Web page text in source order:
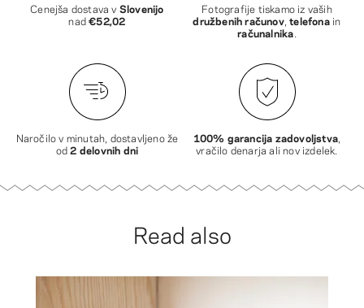
Cenejša dostava v Slovenijo
nad€52,02
Fotografije tiskamo iz vaših
družbenih računov,telefonain
računalnika
Naročilo v minutah, dostavljeno že
od2 delovnih dni
100% garancija zadovoljstva
vračilo denarja ali nov izdelek.
Read also